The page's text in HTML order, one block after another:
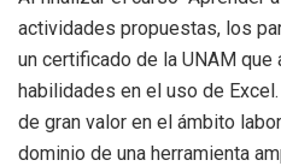
actividades propuestas, los
un certificado de la UNAM
habilidades en el uso de
de gran valor en el ámbito
dominio de una herramienta